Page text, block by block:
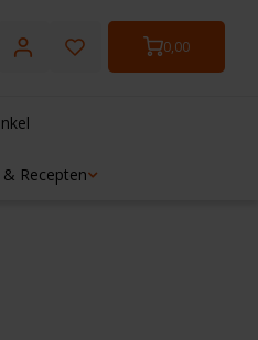
0,00
Recepten